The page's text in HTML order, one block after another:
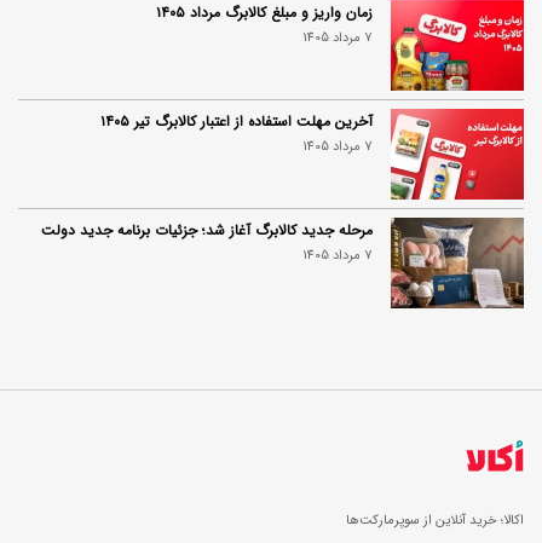
زمان واریز و مبلغ کالابرگ مرداد ۱۴۰۵
7 مرداد 1405
آخرین مهلت استفاده از اعتبار کالابرگ تیر ۱۴۰۵
7 مرداد 1405
مرحله جدید کالابرگ آغاز شد؛ جزئیات برنامه جدید دولت
7 مرداد 1405
اکالا؛ خرید آنلاین از سوپرمارکت‌ها